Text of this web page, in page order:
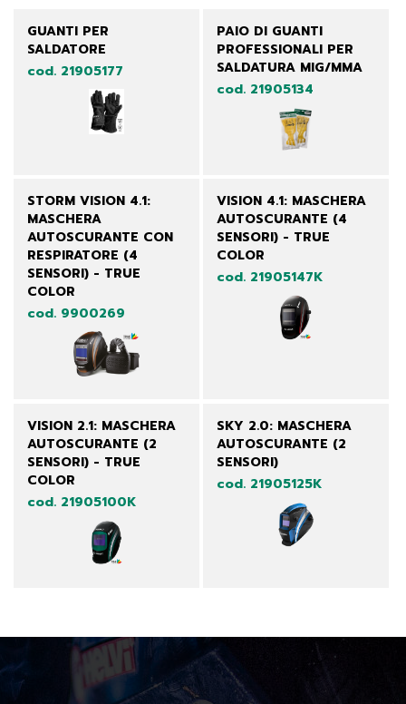
GUANTI PER
SALDATORE
cod. 21905177
PAIO DI GUANTI
PROFESSIONALI PER
SALDATURA MIG/MMA
cod. 21905134
STORM VISION 4.1:
MASCHERA
AUTOSCURANTE CON
RESPIRATORE (4
SENSORI) - TRUE
COLOR
cod. 9900269
VISION 4.1: MASCHERA
AUTOSCURANTE (4
SENSORI) - TRUE
COLOR
cod. 21905147K
VISION 2.1: MASCHERA
AUTOSCURANTE (2
SENSORI) - TRUE
COLOR
cod. 21905100K
SKY 2.0: MASCHERA
AUTOSCURANTE (2
SENSORI)
cod. 21905125K